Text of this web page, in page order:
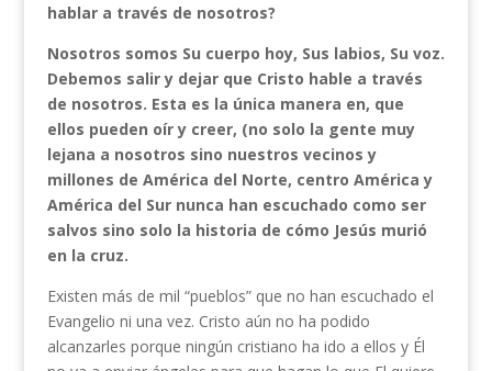
hablar a través de nosotros?
Nosotros somos Su cuerpo hoy, Sus labios, Su voz.
Debemos salir y dejar que Cristo hable a través
de nosotros. Esta es la única manera en, que
ellos pueden oír y creer, (no solo la gente muy
lejana a nosotros sino nuestros vecinos y
millones de América del Norte, centro América y
América del Sur nunca han escuchado como ser
salvos sino solo la historia de cómo Jesús murió
en la cruz.
Existen más de mil “pueblos” que no han escuchado el
Evangelio ni una vez. Cristo aún no ha podido
alcanzarles porque ningún cristiano ha ido a ellos y Él